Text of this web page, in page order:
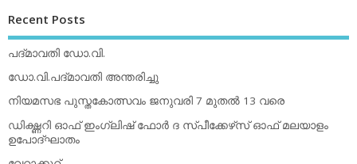
Recent Posts
പദ്മാവതി ഡോ.വി.
ഡോ.വി.പദ്മാവതി അന്തരിച്ചു
നിയമസഭ പുസ്തകോത്സവം ജനുവരി 7 മുതല്‍ 13 വരെ
ഡിക്ഷ്ണറി ഓഫ് ഇംഗ്ലിഷ് ഫോര്‍ ദ സ്പീക്കേഴ്‌സ് ഓഫ് മലയാളം
ഉപോദ്ഘാതം